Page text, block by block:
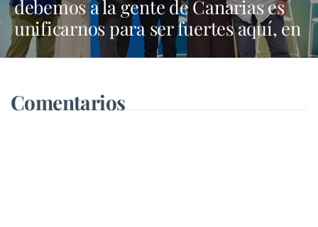
debemos a la gente de Canarias es
unificarnos para ser fuertes aquí, en
Madrid y en Bruselas"
Comentarios